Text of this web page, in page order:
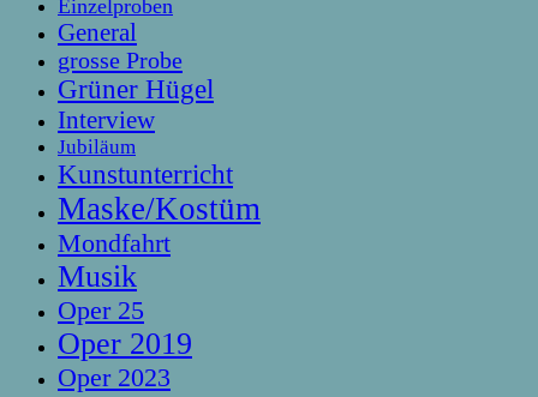
Einzelproben
General
grosse Probe
Grüner Hügel
Interview
Jubiläum
Kunstunterricht
Maske/Kostüm
Mondfahrt
Musik
Oper 25
Oper 2019
Oper 2023